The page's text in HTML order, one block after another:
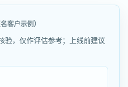
名客户示例）
验，仅作评估参考；上线前建议